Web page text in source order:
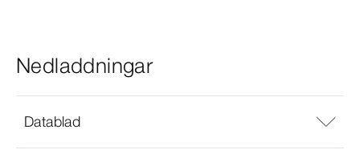
Nedladdningar
Datablad